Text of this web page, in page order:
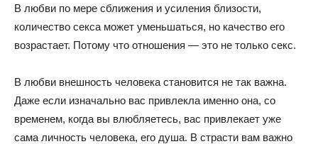
В любви по мере сближения и усиления близости,
количество секса может уменьшаться, но качество его
возрастает. Потому что отношения — это не только секс.
В любви внешность человека становится не так важна.
Даже если изначально вас привлекла именно она, со
временем, когда вы влюбляетесь, вас привлекает уже
сама личность человека, его душа. В страсти вам важно